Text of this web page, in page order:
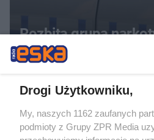
Rozbita grupa
Warszawie i
Drogi Użytkowniku,
My, naszych 1162 zaufanych
podmioty z Grupy ZPR Media